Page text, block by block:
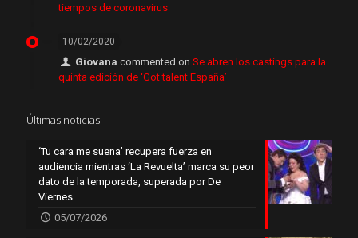
tiempos de coronavirus
10/02/2020
Giovana commented onSe abren los castings para la
quinta edición de ‘Got talent España’
Últimas noticias
‘Tu cara me suena’ recupera fuerza en
audiencia mientras ‘La Revuelta’ marca su peor
dato de la temporada, superada por De
Viernes
05/07/2026